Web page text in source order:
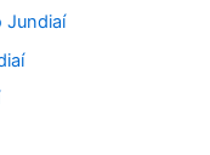
Jundiaí